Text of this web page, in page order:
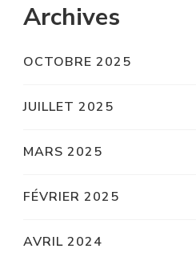
Archives
OCTOBRE 2025
JUILLET 2025
MARS 2025
FÉVRIER 2025
AVRIL 2024